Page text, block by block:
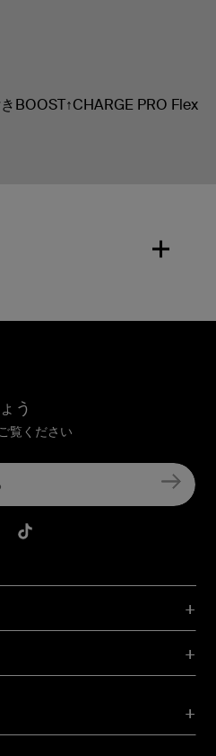
BOOST↑CHARGE PRO Flex
う
覧ください
LinkedIn
Youtube
Belkin TikTok